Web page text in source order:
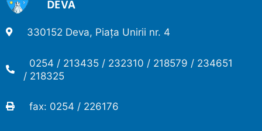
330152 Deva, Piața Unirii nr. 4
0254 / 213435 / 232310 / 218579 / 234651
/ 218325
fax: 0254 / 226176